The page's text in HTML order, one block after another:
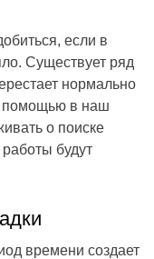
если в
Существует ряд
нормально
помощью в наш
о поиске
работы будут
времени создает